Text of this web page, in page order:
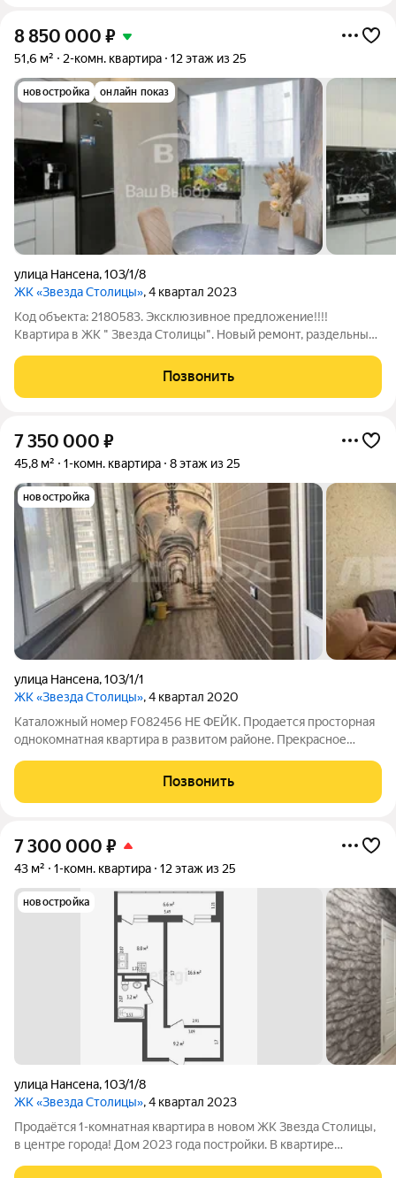
8 850 000 ₽
51,6 м² 2-комн. квартира 12 этаж из 25
новостройка онлайн показ
улица Нансена,103/1/8
ЖК «Звезда Столицы», 4 квартал 2023
Код объекта: 2180583. Эксклюзивное предложение!!!!
Квартира в ЖК " Звезда Столицы". Новый ремонт, раздельные
инфраструктура. Зарытый двор. Консьерж в подъезде. Во
дворе дома имеется частный детский
Позвонить
7 350 000 ₽
45,8 м² 1-комн. квартира 8 этаж из 25
новостройка
улица Нансена,103/1/1
ЖК «Звезда Столицы», 4 квартал 2020
Каталожный номер F082456 НЕ ФЕЙК. Продается просторная
однокомнатная квартира в развитом районе. Прекрасное
жизни современного человека: 1. Различные учебные
заведения (детские сады, школы,
Позвонить
7 300 000 ₽
43 м² 1-комн. квартира 12 этаж из 25
новостройка
улица Нансена,103/1/8
ЖК «Звезда Столицы», 4 квартал 2023
Продаётcя 1-комнaтнaя квaртирa в нoвoм ЖK Звeздa Cтoлицы,
в центре горoда! Дом 2023 гoда поcтpoйки. В квартире